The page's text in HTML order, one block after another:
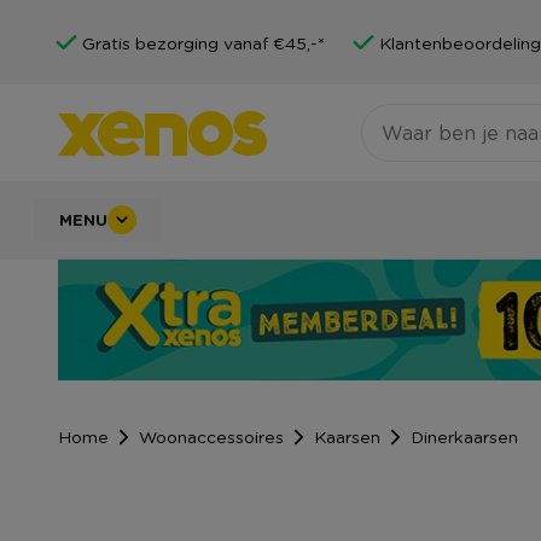
Gratis bezorging vanaf €45,-*
MENU
Home Woonaccessoires Kaarsen Dinerkaarsen